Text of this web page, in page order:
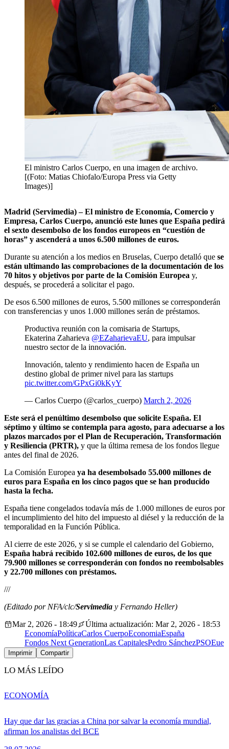
El ministro Carlos Cuerpo, en una imagen de archivo.
[(Foto: Matias Chiofalo/Europa Press via Getty
Images)]
Madrid (Servimedia) – El ministro de Economía, Comercio y
Empresa, Carlos Cuerpo, anunció este lunes que España pedirá
el sexto desembolso de los fondos europeos en “cuestión de
horas” y ascenderá a unos 6.500 millones de euros.
Durante su atención a los medios en Bruselas, Cuerpo detalló que se
están ultimando las comprobaciones de la documentación de los
70 hitos y objetivos por parte de la Comisión Europea y,
después, se procederá a solicitar el pago.
De esos 6.500 millones de euros, 5.500 millones se corresponderán
con transferencias y unos 1.000 millones serán de préstamos.
Productiva reunión con la comisaria de Startups,
Ekaterina Zaharieva @EZaharievaEU, para impulsar
nuestro sector de la innovación.
Innovación, talento y rendimiento hacen de España un
destino global de primer nivel para las startups
pic.twitter.com/GPxGi0kKyY
— Carlos Cuerpo (@carlos_cuerpo) March 2, 2026
Este será el penúltimo desembolso que solicite España. El
séptimo y último se contempla para agosto, para adecuarse a los
plazos marcados por el Plan de Recuperación, Transformación
y Resiliencia (PRTR), y que la última remesa de los fondos llegue
antes del final de 2026.
La Comisión Europea ya ha desembolsado 55.000 millones de
euros para España en los cinco pagos que se han producido
hasta la fecha.
España tiene congelados todavía más de 1.000 millones de euros por
el incumplimiento del hito del impuesto al diésel y la reducción de la
temporalidad en la Función Pública.
Al cierre de este 2026, y si se cumple el calendario del Gobierno,
España habrá recibido 102.600 millones de euros, de los que
79.900 millones se corresponderán con fondos no reembolsables
y 22.700 millones con préstamos.
///
(Editado por NFA/clc/Servimedia y Fernando Heller)
Mar 2, 2026 - 18:49
Última actualización: Mar 2, 2026 - 18:53
EconomíaPolíticaCarlos CuerpoEconomiaEspaña
Fondos Next GenerationLas CapitalesPedro SánchezPSOEue
Imprimir Compartir
LO MÁS LEÍDO
Hay que dar las gracias a China por salvar la economía mundial,
afirman los analistas del BCE
ECONOMÍA